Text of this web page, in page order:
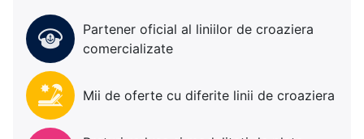
Partener oficial al liniilor de croaziera
comercializate
Mii de oferte cu diferite linii de croaziera